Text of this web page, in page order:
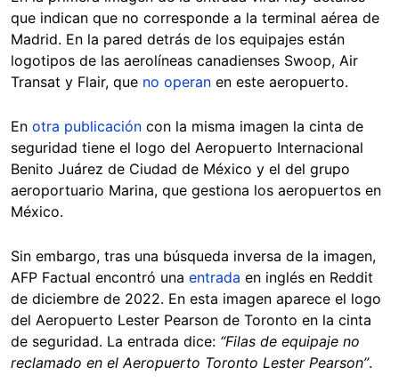
que indican que no corresponde a la terminal aérea de
Madrid. En la pared detrás de los equipajes están
logotipos de las aerolíneas canadienses Swoop, Air
Transat y Flair, que no operan en este aeropuerto.
En otra publicación con la misma imagen la cinta de
seguridad tiene el logo del Aeropuerto Internacional
Benito Juárez de Ciudad de México y el del grupo
aeroportuario Marina, que gestiona los aeropuertos en
México.
Sin embargo, tras una búsqueda inversa de la imagen,
AFP Factual encontró una entrada en inglés en Reddit
de diciembre de 2022. En esta imagen aparece el logo
del Aeropuerto Lester Pearson de Toronto en la cinta
de seguridad. La entrada dice: “Filas de equipaje no
reclamado en el Aeropuerto Toronto Lester Pearson”.